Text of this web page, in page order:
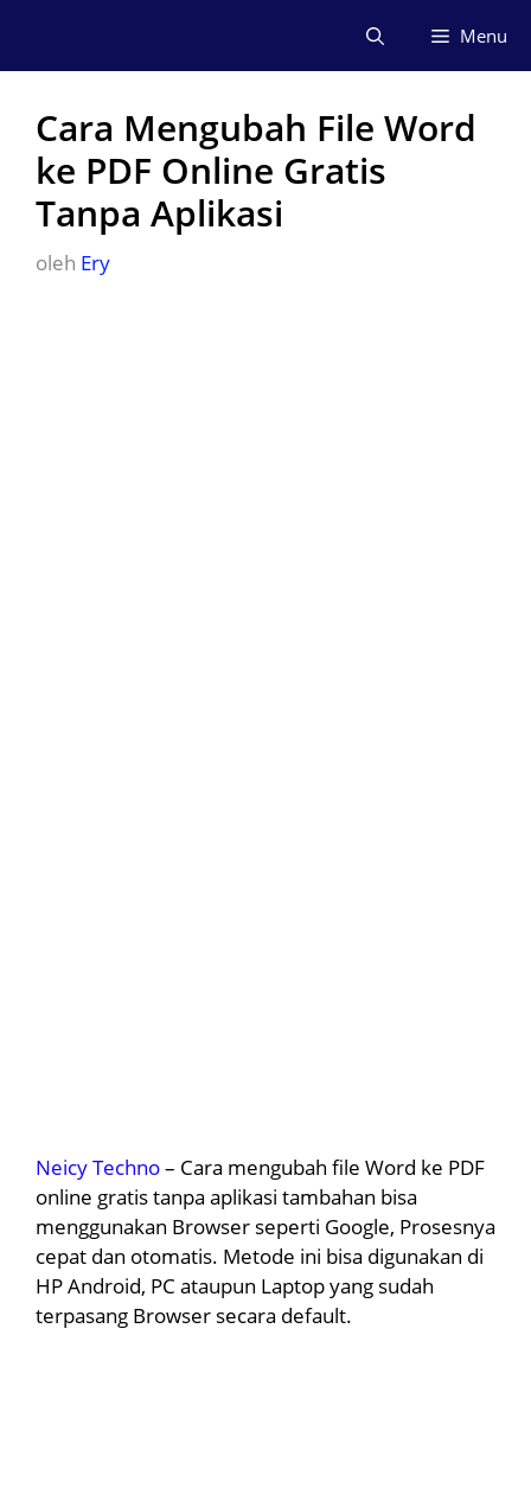
isi
Menu
Cara Mengubah File Word
ke PDF Online Gratis
Tanpa Aplikasi
oleh Ery
Neicy Techno– Cara mengubah file Word ke PDF
online gratis tanpa aplikasi tambahan bisa
menggunakan Browser seperti Google, Prosesnya
cepat dan otomatis. Metode ini bisa digunakan di
HP Android, PC ataupun Laptop yang sudah
terpasang Browser secara default.